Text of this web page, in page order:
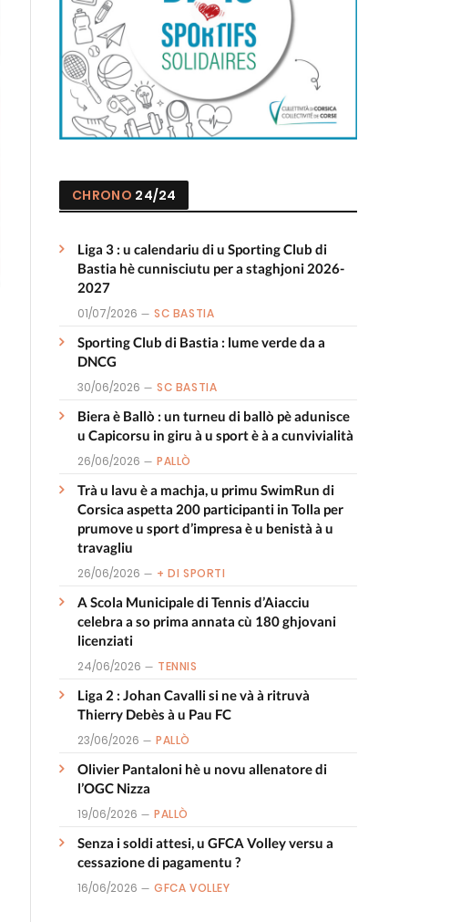
CHRONO 24/24
Liga 3 : u calendariu di u Sporting Club di
Bastia hè cunnisciutu per a staghjoni 2026-
2027
01/07/2026 SC BASTIA
Sporting Club di Bastia : lume verde da a
DNCG
30/06/2026 SC BASTIA
Biera è Ballò : un turneu di ballò pè adunisce
u Capicorsu in giru à u sport è à a cunvivialità
26/06/2026 PALLÒ
Trà u lavu è a machja, u primu SwimRun di
Corsica aspetta 200 participanti in Tolla per
prumove u sport d’impresa è u benistà à u
travagliu
26/06/2026 + DI SPORTI
A Scola Municipale di Tennis d’Aiacciu
celebra a so prima annata cù 180 ghjovani
licenziati
24/06/2026 TENNIS
Liga 2 : Johan Cavalli si ne và à ritruvà
Thierry Debès à u Pau FC
23/06/2026 PALLÒ
Olivier Pantaloni hè u novu allenatore di
l’OGC Nizza
19/06/2026 PALLÒ
Senza i soldi attesi, u GFCA Volley versu a
cessazione di pagamentu ?
16/06/2026 GFCA VOLLEY